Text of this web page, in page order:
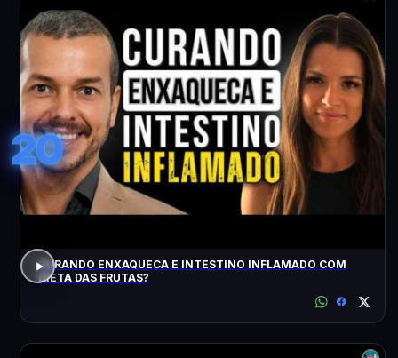
20
CURANDO ENXAQUECA E INTESTINO INFLAMADO COM
DIETA DAS FRUTAS?